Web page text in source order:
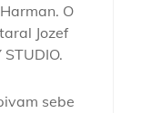
O
Jozef
sebe